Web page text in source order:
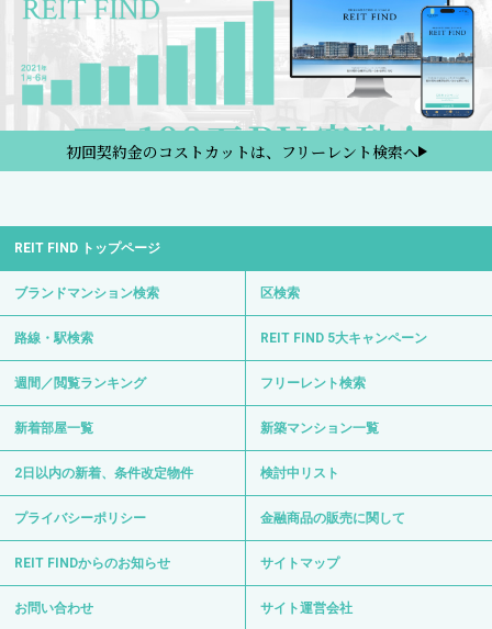
初回契約金のコストカットは、フリーレント検索へ
REIT FIND トップページ
ブランドマンション検索 区検索
路線・駅検索 REIT FIND 5大キャンペーン
週間／閲覧ランキング フリーレント検索
新着部屋一覧 新築マンション一覧
2日以内の新着、条件改定物件 検討中リスト
プライバシーポリシー 金融商品の販売に関して
REIT FINDからのお知らせ サイトマップ
お問い合わせ サイト運営会社